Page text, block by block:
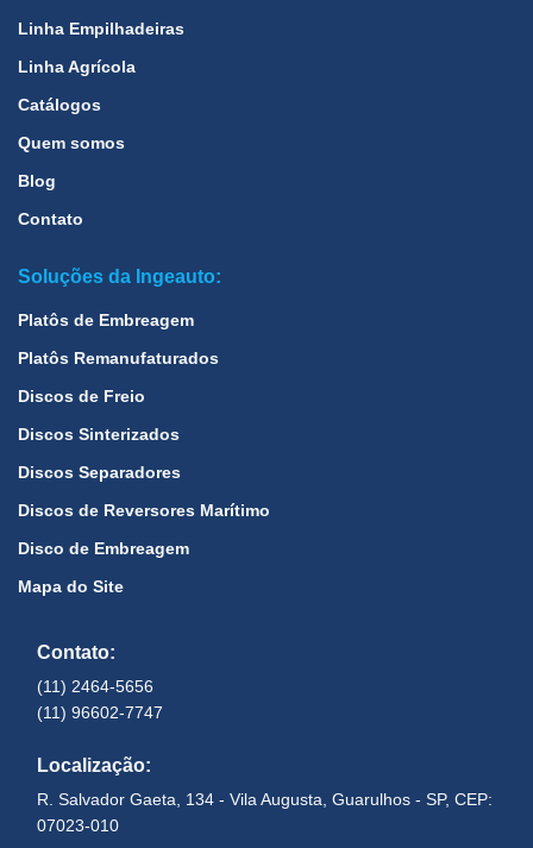
Linha Empilhadeiras
Linha Agrícola
Catálogos
Quem somos
Blog
Contato
Soluções da Ingeauto:
Platôs de Embreagem
Platôs Remanufaturados
Discos de Freio
Discos Sinterizados
Discos Separadores
Discos de Reversores Marítimo
Disco de Embreagem
Mapa do Site
Contato:
(11) 2464-5656
(11) 96602-7747
Localização:
R. Salvador Gaeta, 134 - Vila Augusta, Guarulhos - SP, CEP:
07023-010